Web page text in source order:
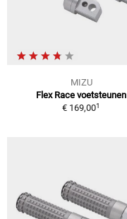
MIZU
Flex Race voetsteunen
€ 169,001